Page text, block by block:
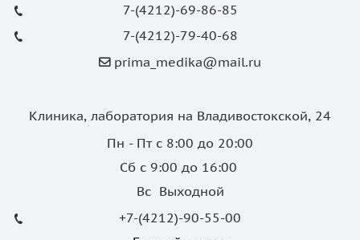
7-(4212)-69-86-85
7-(4212)-79-40-68
prima_medika@mail.ru
Клиника, лаборатория на Владивостокской, 24
Пн - Пт с 8:00 до 20:00
Сб с 9:00 до 16:00
Вс Выходной
+7-(4212)-90-55-00